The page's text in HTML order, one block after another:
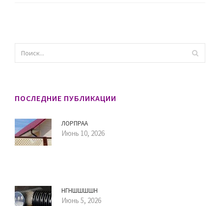
ПОСЛЕДНИЕ ПУБЛИКАЦИИ
ЛОРПРАА
Июнь 10, 2026
НГНШШШШН
Июнь 5, 2026